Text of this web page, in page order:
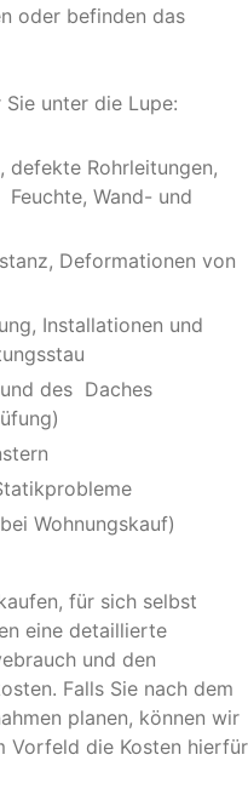
oder befinden das
unter die Lupe:
defekte Rohrleitungen,
Wand- und
Deformationen von
Installationen und
des Daches
Wohnungskauf)
für sich selbst
eine detaillierte
und den
Falls Sie nach dem
planen, können wir
Vorfeld die Kosten hierfür